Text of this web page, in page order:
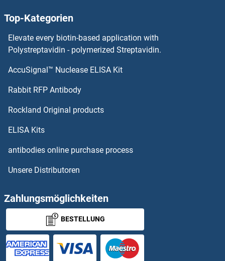
LTBP2 Antikörper
LTBP1 Antikörper
LTB4R2 Antikörper
LY6G6D Antikörper
LY6G6F Antikörper
LY6H Antikörper
Ly6k Antikörper
LY75/DEC-205 Antikörper
Top-Kategorien
Elevate every biotin-based application with
Polystreptavidin - polymerized Streptavidin.
AccuSignal™ Nuclease ELISA Kit
Rabbit RFP Antibody
Rockland Original products
ELISA Kits
antibodies online purchase process
Unsere Distributoren
Zahlungsmöglichkeiten
BESTELLUNG